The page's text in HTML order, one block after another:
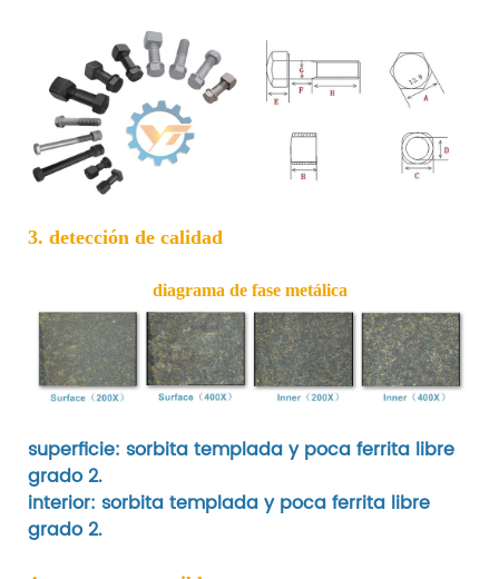
3. detección de calidad
diagrama de fase metálica
superficie: sorbita templada y poca ferrita libre
grado 2.
interior: sorbita templada y poca ferrita libre
grado 2.